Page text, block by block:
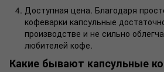
Доступная цена. Благодаря
кофеварки капсульные
производстве и не сильно
любителей кофе.
Какие бывают капсульные